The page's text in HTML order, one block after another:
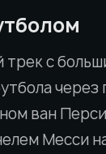
с
через
ван
Месси